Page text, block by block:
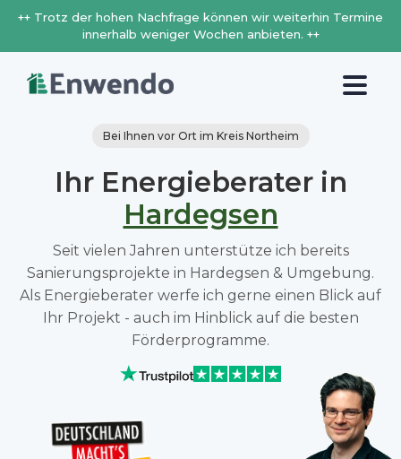
++ Trotz der hohen Nachfrage können wir weiterhin Termine
innerhalb weniger Wochen anbieten. ++
Bei Ihnen vor Ort im Kreis Northeim
Ihr Energieberater in
Hardegsen
Seit vielen Jahren unterstütze ich bereits
Sanierungsprojekte in Hardegsen & Umgebung.
Als Energieberater werfe ich gerne einen Blick auf
Ihr Projekt - auch im Hinblick auf die besten
Förderprogramme.